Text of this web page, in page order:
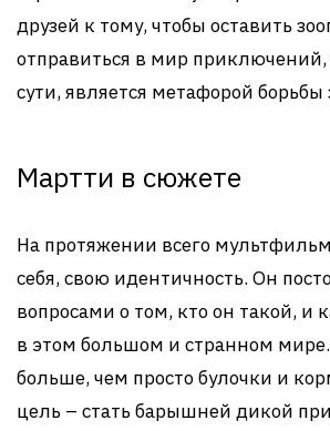
друзей к тому, чтобы оставить
отправиться в мир приключений,
сути, является метафорой борьбы
Мартти в сюжете
На протяжении всего
себя, свою идентичность. Он
вопросами о том, кто он такой, и
в этом большом и странном
больше, чем просто булочки и
цель – стать барышней дикой